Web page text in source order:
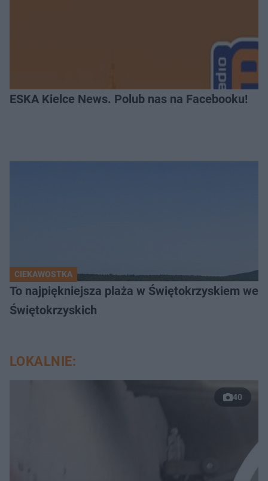
ESKA Kielce News. Polub nas na Facebooku!
CIEKAWOSTKA
To najpiękniejsza plaża w Świętokrzyskiem
Świętokrzyskich
LOKALNIE:
40